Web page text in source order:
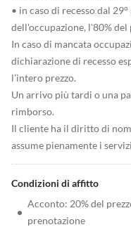
• in caso di recesso dal
dell'occupazione, l'80% del
In caso di mancata
dichiarazione di recesso
l'intero prezzo.
Un arrivo più tardi o una
rimborso.
Il cliente ha il diritto di
assume pienamente i
Condizioni di affitto
•
Acconto: 20% del
prenotazione